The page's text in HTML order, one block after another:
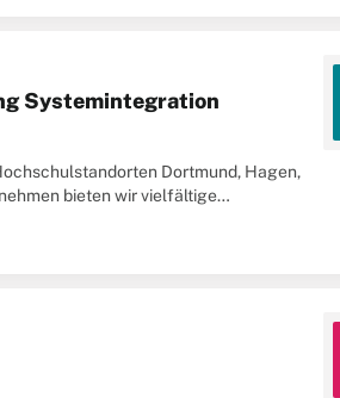
Systemintegration
Dortmund, Hagen,
bieten wir vielfältige